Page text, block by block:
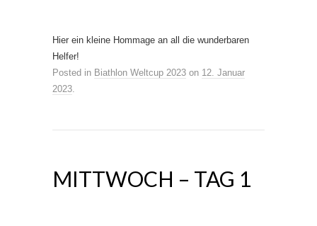
Hier ein kleine Hommage an all die wunderbaren
Helfer!
Posted in Biathlon Weltcup 2023 on 12. Januar
2023
MITTWOCH – TAG 1